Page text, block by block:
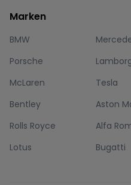
Marken
BMW
Porsche
McLaren
Tesla
Bentley
Aston
Rolls Royce
Alfa
Lotus
Bugatti